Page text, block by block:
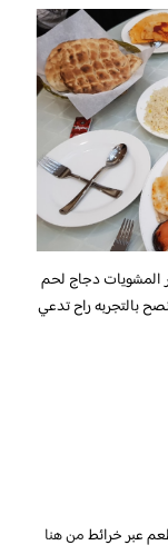
دجاج لحم
بالتجربه راح تدعي
عبر خرائطمن هنا